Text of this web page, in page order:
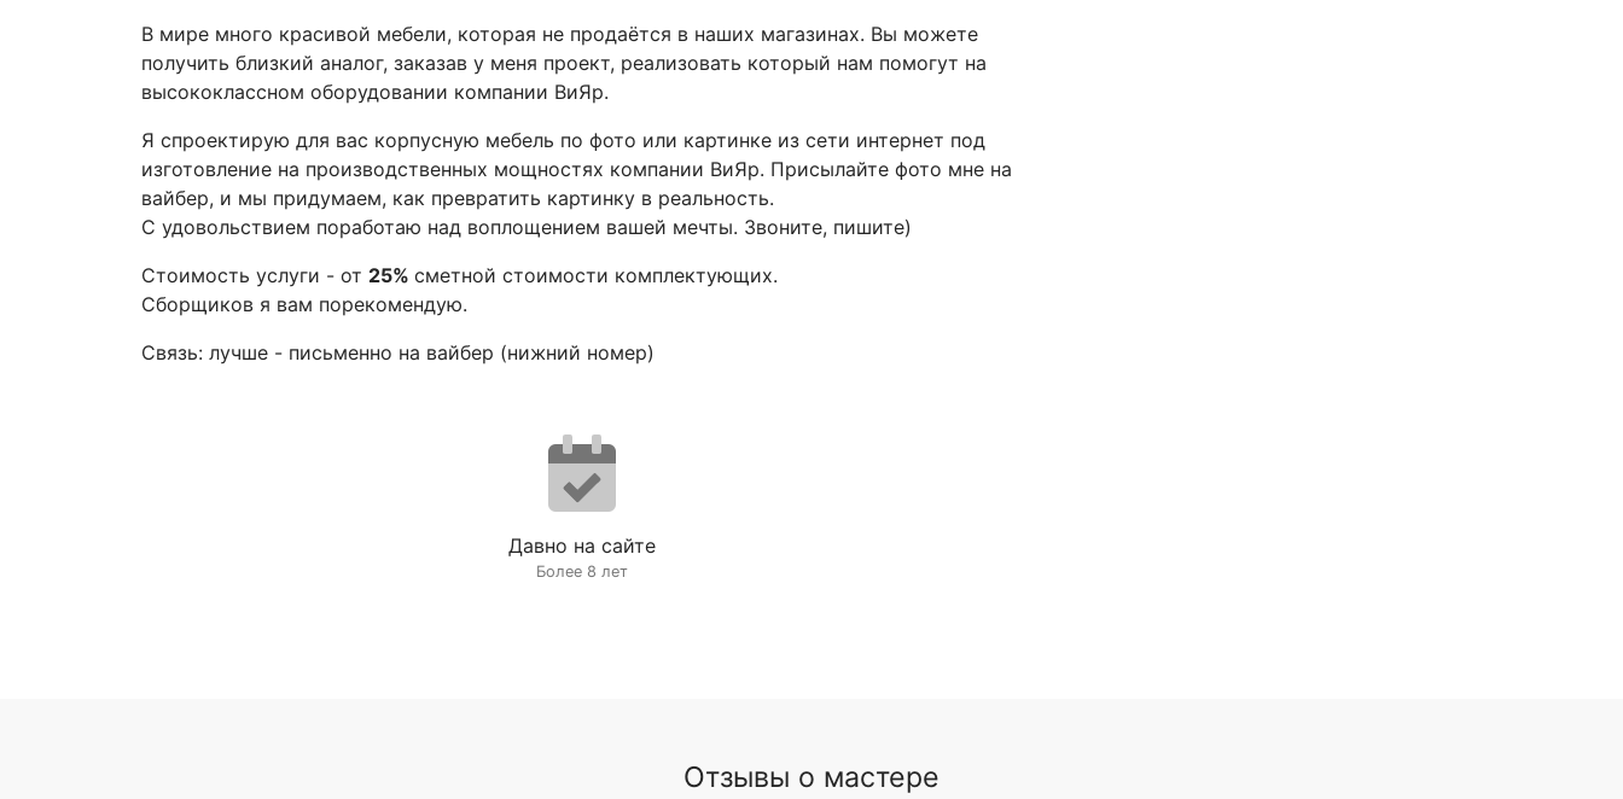
В мире много красивой мебели, которая не продаётся в наших магазинах. Вы можете
получить близкий аналог, заказав у меня проект, реализовать который нам помогут на
высококлассном оборудовании компании ВиЯр.
Я спроектирую для вас корпусную мебель по фото или картинке из сети интернет под
изготовление на производственных мощностях компании ВиЯр. Присылайте фото мне на
вайбер, и мы придумаем, как превратить картинку в реальность.
С удовольствием поработаю над воплощением вашей мечты. Звоните, пишите)
Стоимость услуги - от 25% сметной стоимости комплектующих.
Сборщиков я вам порекомендую.
Связь: лучше - письменно на вайбер (нижний номер)
Давно на сайте
Более 8 лет
Отзывы о мастере